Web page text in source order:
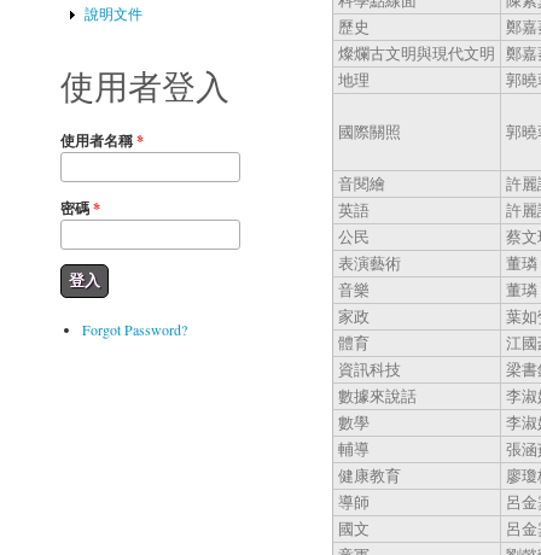
說明文件
使用者登入
使用者名稱*
密碼*
Forgot Password?
歷史
鄭嘉
燦爛古文明與現代文明 鄭嘉
地理
郭曉
國際關照 郭曉
音閱繪
許麗
英語
許麗
公民
蔡文
表演藝術
董璘
音樂
董璘
家政
葉如
體育
江國
資訊科技
梁書
數據來說話
李淑
數學
李淑
輔導
張涵
健康教育
廖
導師
呂
國文
呂